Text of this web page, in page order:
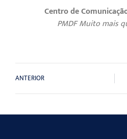
Centro de
PMDF Muito mais
ANTERIOR